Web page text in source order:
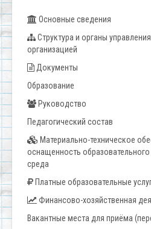
Основные сведения
Структура и органы
организацией
Документы
Образование
Руководство
Педагогический состав
Материально-техническое
оснащенность
среда
Платные образовательные
Финансово-хозяйственная
Вакантные места для приёма